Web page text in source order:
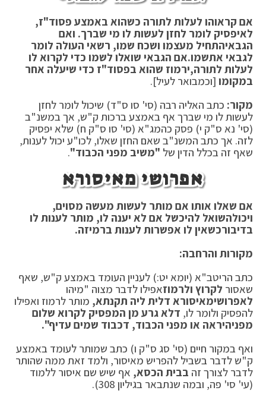
אם קראוהו לעלות לתורה כשהוא באמצע פסוד"ז,
לאיפסיק לומר לחזן לעשות לו מי שברך. ואם
הגבאיהתחיל מעצמו ושכח שמו, רשאי העולה לומר
לגבאי אתשמו.אם הגבאי שואלו לשמו כדי לקרוא לו
לעלות לתורה,ירמוז שהוא בפסוד"ז כדי שיעלה אחר
במקומו [וכמבואר לעיל].
מקור: כתב האליה רבה (סי' סו ס"ד) שיכול לומר לחזן
לעשות לו מי שברך אף באמצע ברכות ק"ש, אך במשנ"ב
(סי' נא ס"ק י) פסק כהמג"א (סי' סו ס"ק ח) שלא יפסיק
לזה. אך כתב המשנ"ב שאם החזן שאלו, לכו"ע יכול לענות,
שאף זה בכלל הדין של "משיב מפני הכבוד".
אפרושי מאיסורא
אם שאלו אותו אם מותר לעשות מעשה מסוים,
ויכולהשואל להיכשל אם לא יענה לו, מותר לענות לו
בדיבורכשאין לו אפשרות לענות ברמיזה.
מקורות והרחבה:
כתב הריטב"א (יומא יט:) לעניין העומד באמצע ק"ש, שאף
שאסור לקרוץ ולרמוזאפילו לדבר מצוה "מיהו
לאפרושימאיסורא דלית ליה תקנתא, מותר לרמוז ואפילו
להפסיק ולומר לו, דלא גרע מן המפסיק לקרוא שלום
מפניהיראה או מפני הכבוד, דכבוד שמים עדיף".
ואף במקור חיים (סי' סג ס"ק ו) כתב שמותר לעומד באמצע
ק"ש לדבר בשביל להפריש מאיסור, ולמד זאת ממה שהותר
לדבר לצורך זה בבית הכסא, אף שיש שם איסור ללמוד
(עי' סי' פה, ובמה שנתבאר בגיליון 308).